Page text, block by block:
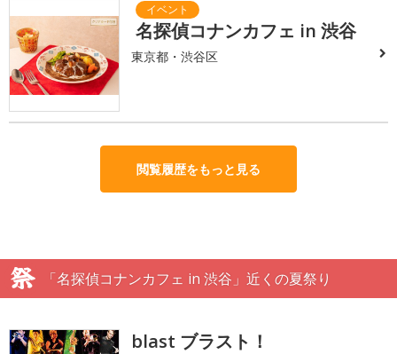
名探偵コナンカフェ in 渋谷
東京都・渋谷区
閲覧履歴をもっと見る
「名探偵コナンカフェ in 渋谷」近くの夏祭り
blast ブラスト！